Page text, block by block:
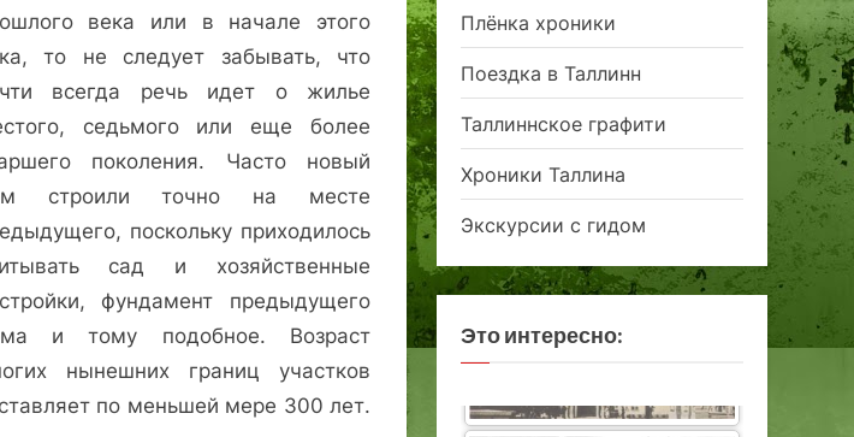
века или в начале этого
то не следует забывать, что
всегда речь идет о жилье
седьмого или еще более
поколения. Часто новый
строили точно на месте
поскольку приходилось
сад и хозяйственные
фундамент предыдущего
и тому подобное. Возраст
нынешних границ участков
по меньшей мере 300 лет.
Плёнка хроники
Поездка в Таллинн
Таллиннское графити
Хроники Таллина
Экскурсии с гидом
Это интересно: